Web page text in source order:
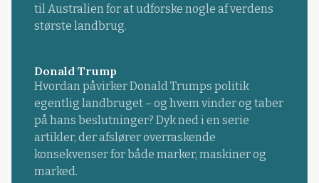
til Australien for at udforske nogle af verdens
største landbrug.
Donald Trump
Hvordan påvirker Donald Trumps politik
egentlig landbruget – og hvem vinder og taber
på hans beslutninger? Dyk ned i en serie
artikler, der afslører overraskende
konsekvenser for både marker, maskiner og
marked.